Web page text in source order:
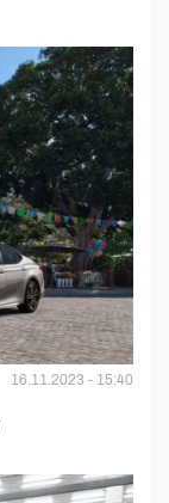
16.11.2023 - 15:40